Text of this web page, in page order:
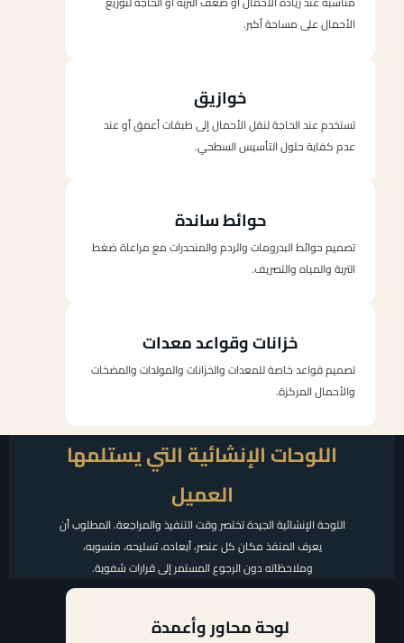
الأحمال على مساحة أكبر.
خوازيق
تستخدم عند الحاجة لنقل الأحمال إلى طبقات أعمق أو عند
عدم كفاية حلول التأسيس السطحي.
حوائط ساندة
تصميم حوائط البدرومات والردم والمنحدرات مع مراعاة ضغط
التربة والمياه والتصريف.
خزانات وقواعد معدات
تصميم قواعد خاصة للمعدات والخزانات والمولدات والمضخات
والأحمال المركزة.
اللوحات الإنشائية التي يستلمها
العميل
اللوحة الإنشائية الجيدة تختصر وقت التنفيذ والمراجعة. المطلوب أن
يعرف المنفذ مكان كل عنصر، أبعاده، تسليحه، منسوبه،
وملاحظاته دون الرجوع المستمر إلى قرارات شفوية.
لوحة محاور وأعمدة